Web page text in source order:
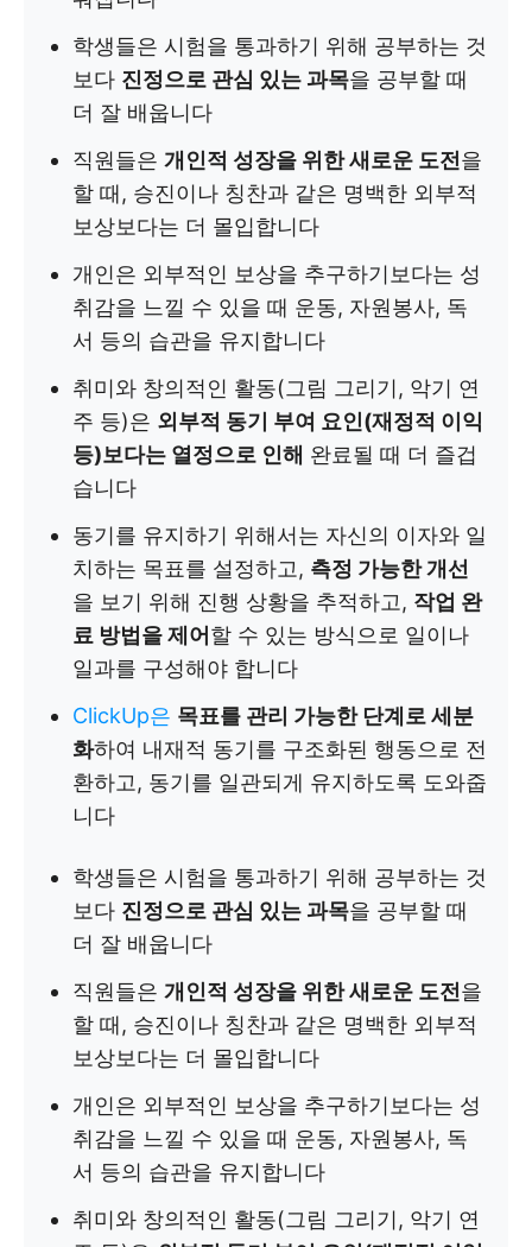
학생들은 시험을 통과하기 위해 공부하는 것
보다 진정으로 관심 있는 과목을 공부할 때
더 잘 배웁니다
직원들은 개인적 성장을 위한 새로운 도전 을
할 때, 승진이나 칭찬과 같은 명백한 외부적
보상보다는 더 몰입합니다
개인은 외부적인 보상을 추구하기보다는 성
취감을 느낄 수 있을 때 운동, 자원봉사, 독
서 등의 습관을 유지합니다
취미와 창의적인 활동(그림 그리기, 악기 연
주 등)은 외부적 동기 부여 요인(재정적 이익
등)보다는 열정으로 인해 완료될 때 더 즐겁
습니다
동기를 유지하기 위해서는 자신의 이자와 일
치하는 목표를 설정하고, 측정 가능한 개선
을 보기 위해 진행 상황을 추적하고, 작업 완
료 방법을 제어 할 수 있는 방식으로 일이나
일과를 구성해야 합니다
ClickUp은 목표를 관리 가능한 단계로 세분
화하여 내재적 동기를 구조화된 행동으로 전
환하고, 동기를 일관되게 유지하도록 도와줍
니다
학생들은 시험을 통과하기 위해 공부하는 것
보다 진정으로 관심 있는 과목을 공부할 때
더 잘 배웁니다
직원들은 개인적 성장을 위한 새로운 도전 을
할 때, 승진이나 칭찬과 같은 명백한 외부적
보상보다는 더 몰입합니다
개인은 외부적인 보상을 추구하기보다는 성
취감을 느낄 수 있을 때 운동, 자원봉사, 독
서 등의 습관을 유지합니다
취미와 창의적인 활동(그림 그리기, 악기 연